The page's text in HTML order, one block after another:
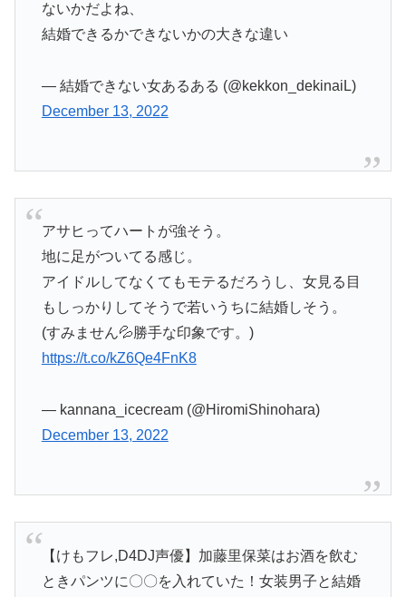
ないかだよね、
結婚できるかできないかの大きな違い
— 結婚できない女あるある (@kekkon_dekinaiL)
December 13, 2022
アサヒってハートが強そう。
地に足がついてる感じ。
アイドルしてなくてもモテるだろうし、女見る目
もしっかりしてそうで若いうちに結婚しそう。
(すみません💦勝手な印象です。)
https://t.co/kZ6Qe4FnK8
— kannana_icecream (@HiromiShinohara)
December 13, 2022
【けもフレ,D4DJ声優】加藤里保菜はお酒を飲む
ときパンツに〇〇を入れていた！女装男子と結婚